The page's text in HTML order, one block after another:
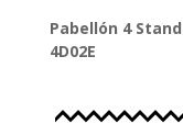
Pabellón 4 Stand
4D02E